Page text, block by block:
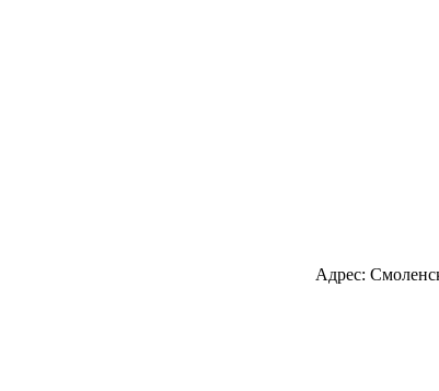
Адрес: